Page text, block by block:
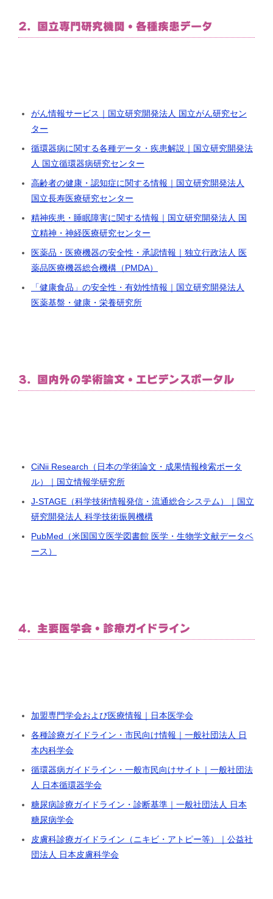
2. 国立専門研究機関・各種疾患データ
がん情報サービス｜国立研究開発法人 国立がん研究セン
ター
循環器病に関する各種データ・疾患解説｜国立研究開発法
人 国立循環器病研究センター
高齢者の健康・認知症に関する情報｜国立研究開発法人
国立長寿医療研究センター
精神疾患・睡眠障害に関する情報｜国立研究開発法人 国
立精神・神経医療研究センター
医薬品・医療機器の安全性・承認情報｜独立行政法人 医
薬品医療機器総合機構（PMDA）
「健康食品」の安全性・有効性情報｜国立研究開発法人
医薬基盤・健康・栄養研究所
3. 国内外の学術論文・エビデンスポータル
CiNii Research（日本の学術論文・成果情報検索ポータ
ル）｜国立情報学研究所
J-STAGE（科学技術情報発信・流通総合システム）｜国立
研究開発法人 科学技術振興機構
PubMed（米国国立医学図書館 医学・生物学文献データベ
ース）
4. 主要医学会・診療ガイドライン
加盟専門学会および医療情報｜日本医学会
各種診療ガイドライン・市民向け情報｜一般社団法人 日
本内科学会
循環器病ガイドライン・一般市民向けサイト｜一般社団法
人 日本循環器学会
糖尿病診療ガイドライン・診断基準｜一般社団法人 日本
糖尿病学会
皮膚科診療ガイドライン（ニキビ・アトピー等）｜公益社
団法人 日本皮膚科学会